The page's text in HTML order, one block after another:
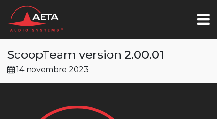
ScoopTeam version 2.00.01
14 novembre 2023